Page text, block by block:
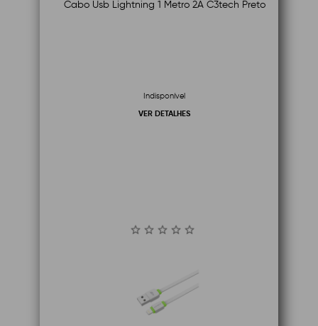
Cabo Usb Lightning 1 Metro 2A C3tech Preto
Indisponível
VER DETALHES